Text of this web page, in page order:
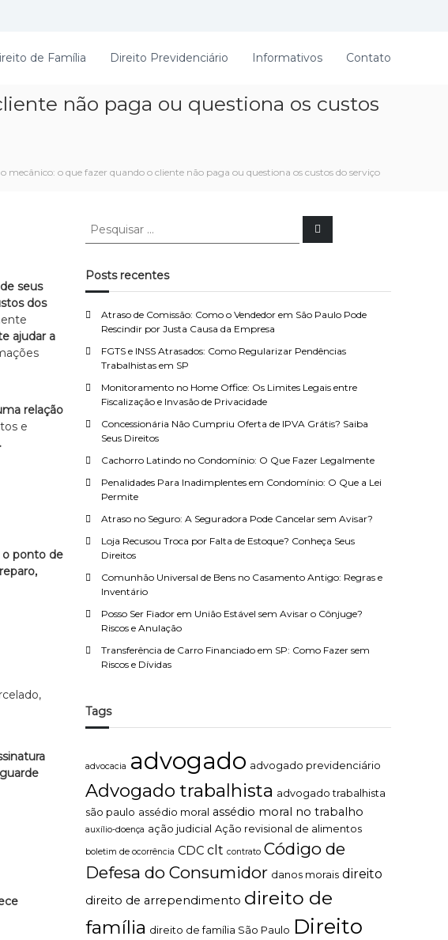
de Família Direito Previdenciário Informativos Contato
não paga ou questiona os custos
mecânico: o que fazer quando o cliente não paga ou questiona os custos do serviço
seus
dos
ajudar a
relação
e
o ponto de
P
q
u
s
r
o
:
P
s
r
Posts recentes
Atraso de Comissão: Como o Vendedor em São Paulo Pode
Rescindir por Justa Causa da Empresa
FGTS e INSS Atrasados: Como Regularizar Pendências
Trabalhistas em SP
Monitoramento no Home Office: Os Limites Legais entre
Fiscalização e Invasão de Privacidade
Concessionária Não Cumpriu Oferta de IPVA Grátis? Saiba
Seus Direitos
Cachorro Latindo no Condomínio: O Que Fazer Legalmente
Penalidades Para Inadimplentes em Condomínio: O Que a Lei
Permite
Atraso no Seguro: A Seguradora Pode Cancelar sem Avisar?
Loja Recusou Troca por Falta de Estoque? Conheça Seus
Direitos
Comunhão Universal de Bens no Casamento Antigo: Regras e
Inventário
Posso Ser Fiador em União Estável sem Avisar o Cônjuge?
Riscos e Anulação
Transferência de Carro Financiado em SP: Como Fazer sem
Riscos e Dívidas
Tags
advocacia advogado advogado previdenciário
Advogado trabalhista advogado trabalhista
são paulo assédio moral assédio moral no trabalho
auxílio-doença ação judicial Ação revisional de alimentos
boletim de ocorrência CDC clt contrato Código de
Defesa do Consumidor danos morais direito
direito de arrependimento direito de
família direito de família São Paulo Direito